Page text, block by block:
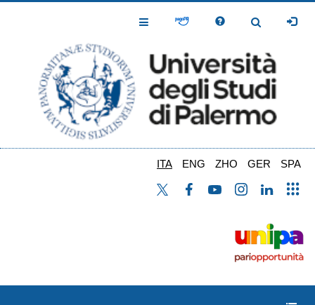
Toggle
Toggle
ITA ENG ZHO GER SPA